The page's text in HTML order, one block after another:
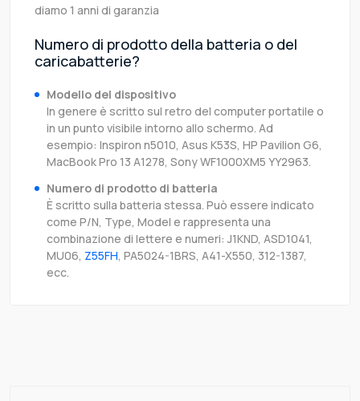
diamo 1 anni di garanzia
Numero di prodotto della batteria o del
caricabatterie?
Modello del dispositivo
In genere è scritto sul retro del computer portatile o
in un punto visibile intorno allo schermo. Ad
esempio: Inspiron n5010, Asus K53S, HP Pavilion G6,
MacBook Pro 13 A1278, Sony WF1000XM5 YY2963.
Numero di prodotto di batteria
È scritto sulla batteria stessa. Può essere indicato
come P/N, Type, Model e rappresenta una
combinazione di lettere e numeri: J1KND, ASD1041,
MU06, Z55FH, PA5024-1BRS, A41-X550, 312-1387,
ecc.